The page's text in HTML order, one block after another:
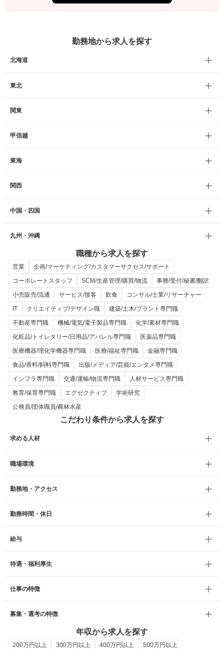
勤務地から求人を探す
北海道
東北
関東
甲信越
東海
関西
中国・四国
九州・沖縄
職種から求人を探す
営業
企画/マーケティング/カスタマーサクセス/サポート
コーポレートスタッフ
SCM/生産管理/購買/物流
事務/受付/秘書/翻訳
小売販売/流通
サービス/接客 飲食
コンサル/士業/リサーチャー
IT
クリエイティブ/デザイン職
建築/土木/プラント専門職
不動産専門職
機械/電気/電子製品専門職
化学/素材専門職
化粧品/トイレタリー/日用品/アパレル専門職
医薬品専門職
医療機器/理化学機器専門職
医療/福祉専門職
金融専門職
食品/香料/飼料専門職
出版/メディア/芸能/エンタメ専門職
インフラ専門職
交通/運輸/物流専門職
人材サービス専門職
教育/保育専門職
エグゼクティブ
学術研究
公務員/団体職員/農林水産
こだわり条件から求人を探す
求める人材
職場環境
勤務地・アクセス
勤務時間・休日
給与
待遇・福利厚生
仕事の特徴
募集・選考の特徴
年収から求人を探す
200万円以上 300万円以上 400万円以上 500万円以上